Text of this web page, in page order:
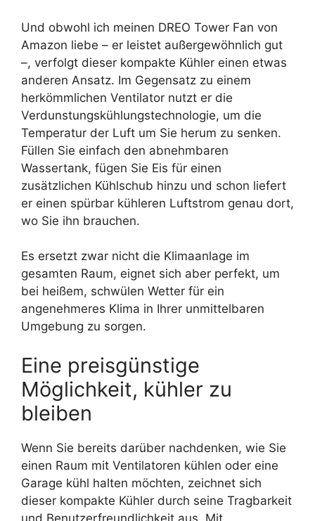
Und obwohl ich meinen DREO Tower Fan von
Amazon liebe – er leistet außergewöhnlich gut
–, verfolgt dieser kompakte Kühler einen etwas
anderen Ansatz. Im Gegensatz zu einem
herkömmlichen Ventilator nutzt er die
Verdunstungskühlungstechnologie, um die
Temperatur der Luft um Sie herum zu senken.
Füllen Sie einfach den abnehmbaren
Wassertank, fügen Sie Eis für einen
zusätzlichen Kühlschub hinzu und schon liefert
er einen spürbar kühleren Luftstrom genau dort,
wo Sie ihn brauchen.
Es ersetzt zwar nicht die Klimaanlage im
gesamten Raum, eignet sich aber perfekt, um
bei heißem, schwülen Wetter für ein
angenehmeres Klima in Ihrer unmittelbaren
Umgebung zu sorgen.
Eine preisgünstige
Möglichkeit, kühler zu
bleiben
Wenn Sie bereits darüber nachdenken, wie Sie
einen Raum mit Ventilatoren kühlen oder eine
Garage kühl halten möchten, zeichnet sich
dieser kompakte Kühler durch seine Tragbarkeit
und Benutzerfreundlichkeit aus. Mit